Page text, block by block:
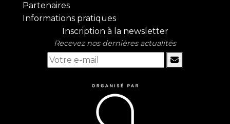
Partenaires
Informations pratiques
Inscription à la newsletter
Recevez nos dernières actualités